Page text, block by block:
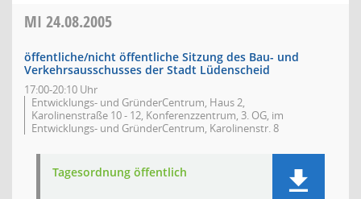
MI 24.08.2005
öffentliche/nicht öffentliche Sitzung des Bau- und
Verkehrsausschusses der Stadt Lüdenscheid
17:00-20:10 Uhr
Entwicklungs- und GründerCentrum, Haus 2,
Karolinenstraße 10 - 12, Konferenzzentrum, 3. OG, im
Entwicklungs- und GründerCentrum, Karolinenstr. 8
Tagesordnung öffentlich